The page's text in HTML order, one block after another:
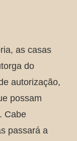
as casas
do
autorização,
possam
Cabe
passará a